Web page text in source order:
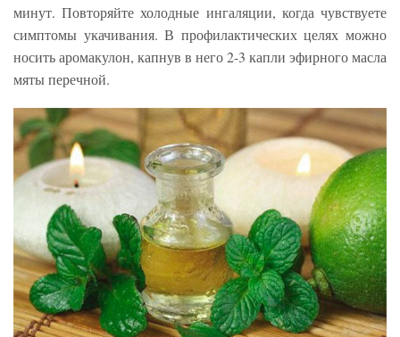
минут. Повторяйте холодные ингаляции, когда чувствуете
симптомы укачивания. В профилактических целях можно
носить аромакулон, капнув в него 2-3 капли эфирного масла
мяты перечной.